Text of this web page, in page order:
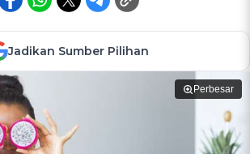
Jadikan Sumber Pilihan
Perbesar